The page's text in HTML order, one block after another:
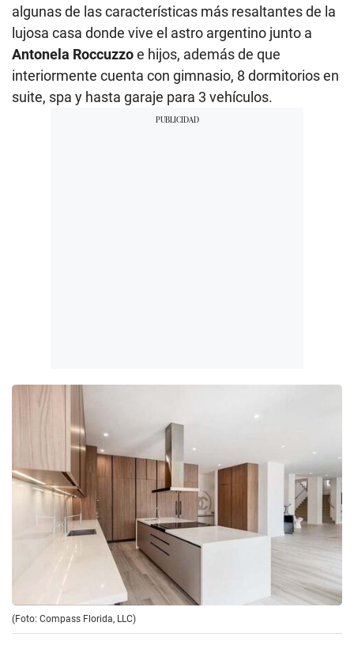
algunas de las características más resaltantes de la
lujosa casa donde vive el astro argentino junto a
Antonela Roccuzzoe hijos, además de que
interiormente cuenta con gimnasio, 8 dormitorios en
suite, spa y hasta garaje para 3 vehículos.
(Foto: Compass Florida, LLC)